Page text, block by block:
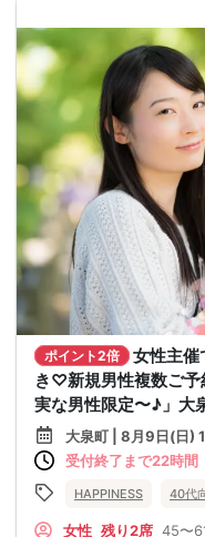
ポイント2倍
女性主
き♡新規男性複数ご
実な男性限定〜♪」大
大泉町 | 8月9日(日)
受付終了まで22時間
HAPPINESS 40代
女性 残り2席 45〜